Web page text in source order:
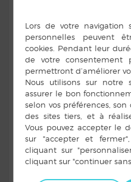
Les associations jouent un
notre commune. Leur
richesse.
Elles sont l’un des piliers
et culturelle. Petites ou
faire vivre notre cité et
développement.
vingtaine d’associations
variété de domaine (
sociale, solidarité…).